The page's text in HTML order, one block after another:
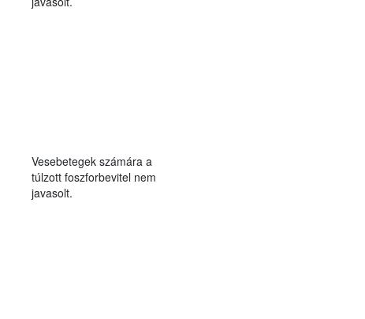
Vesebetegek számára a
túlzott foszforbevitel nem
javasolt.